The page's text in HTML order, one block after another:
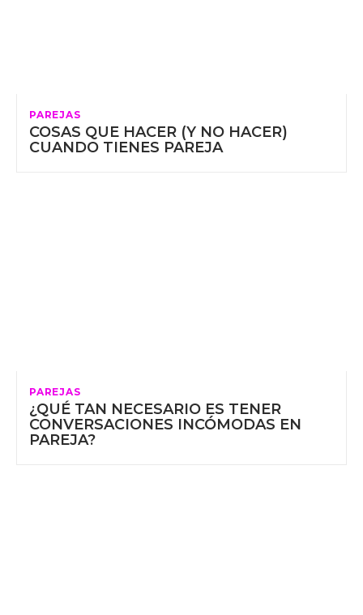
PAREJAS
COSAS QUE HACER (Y NO HACER)
CUANDO TIENES PAREJA
PAREJAS
¿QUÉ TAN NECESARIO ES TENER
CONVERSACIONES INCÓMODAS EN
PAREJA?